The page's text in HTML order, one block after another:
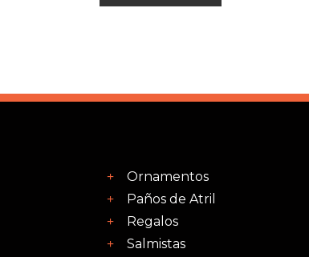
Ornamentos
Paños de Atril
Regalos
Salmistas